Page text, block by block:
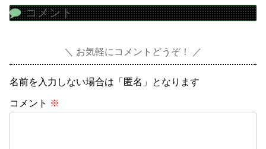
コメント
お気軽にコメントどうぞ！
名前を入力しない場合は「匿名」となります
コメント ※